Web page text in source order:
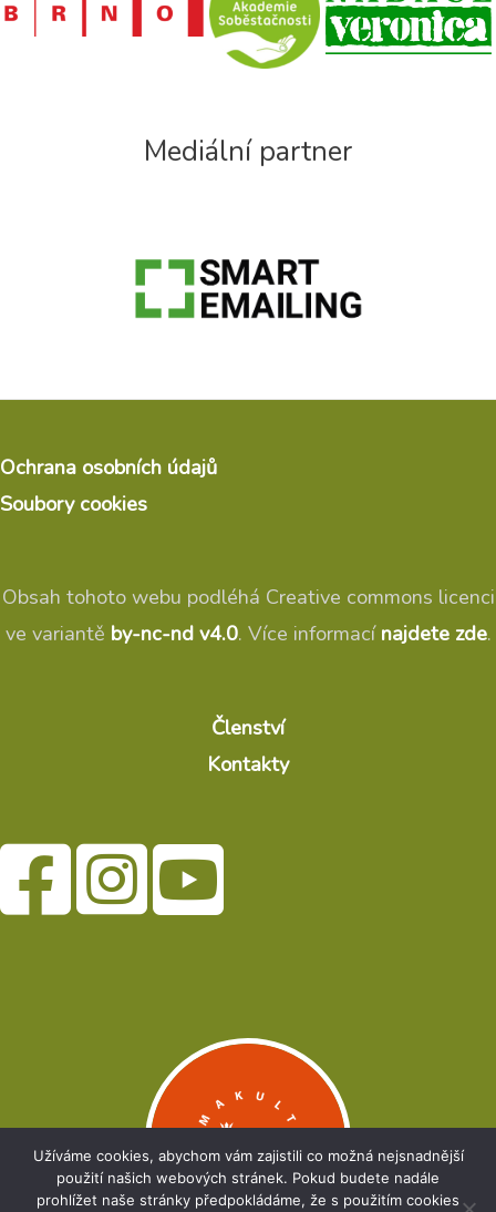
Mediální partner
Ochrana osobních údajů
Soubory cookies
Obsah tohoto webu podléhá Creative commons licenci
ve variantě by-nc-nd v4.0. Více informací najdete zde.
Členství
Kontakty
Užíváme cookies, abychom vám zajistili co možná nejsnadnější
použití našich webových stránek. Pokud budete nadále
prohlížet naše stránky předpokládáme, že s použitím cookies